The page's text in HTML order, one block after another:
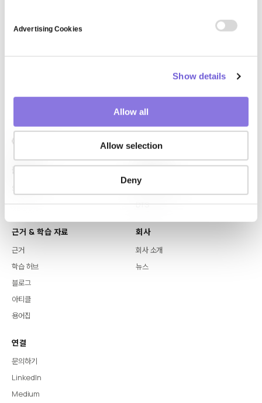
Advertising Cookies
Show details
Allow all
Allow selection
Deny
플랫폼 핵심 역량
LLM Capsule
DTS
근거 & 학습 자료
근거
학습 허브
블로그
아티클
용어집
회사
회사 소개
뉴스
연결
문의하기
LinkedIn
Medium